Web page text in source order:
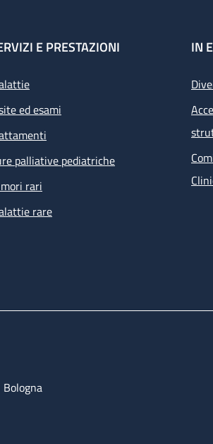
E PRESTAZIONI
ed esami
palliative pediatriche
rari
rare
IN
Bologna